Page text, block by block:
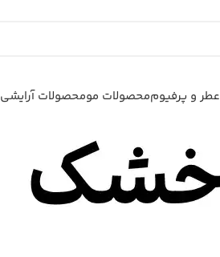
عطر و پرفیوممحصولات مومحصولات آرایشی